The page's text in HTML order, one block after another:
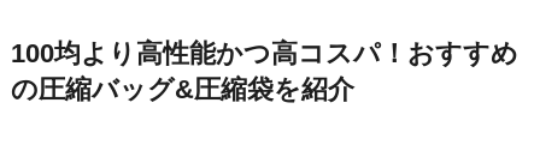
100均より高性能かつ高コスパ！おすすめ
の圧縮バッグ&圧縮袋を紹介